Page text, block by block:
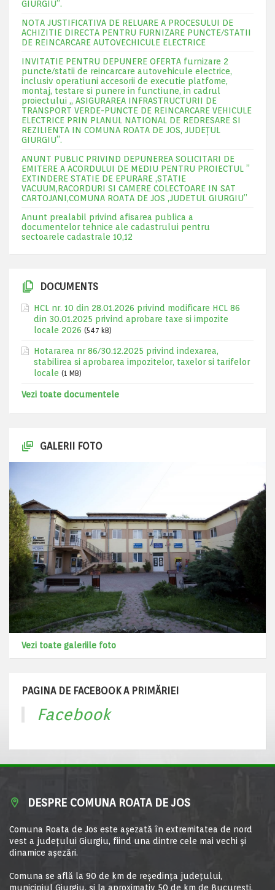
GIURGIU”.
NOTA JUSTIFICATIVA DE RELUARE A PROCESULUI DE
ACHIZITIE DIRECTA PENTRU FURNIZARE PUNCTE/STATII
DE REINCARCARE AUTOVECHICULE ELECTRICE
INVITATIE PENTRU DEPUNERE OFERTA furnizare 2
puncte/statii de reincarcare autovehicule electrice,
inclusiv operatiuni accesorii de executie platfome,
montaj, testare si punere in functiune, in cadrul
proiectului „ ASIGURAREA INFRASTRUCTURII DE
TRANSPORT VERDE-PUNCTE DE REINCARCARE VEHICULE
ELECTRICE PRIN PLANUL NATIONAL DE REDRESARE SI
REZILIENTA IN COMUNA ROATA DE JOS, JUDEŢUL
GIURGIU”.
ANUNT PUBLIC PRIVIND DEPUNEREA SOLICITARI DE
EMITERE A ACORDULUI DE MEDIU PENTRU PROIECTUL ”
EXTINDERE STATIE DE EPURARE ,STATIE
VACUUM,RACORDURI SI CAMERE COLECTOARE IN SAT
CARTOJANI,COMUNA ROATA DE JOS ,JUDETUL GIURGIU”
Anunt prealabil privind afisarea publica a
documentelor tehnice ale cadastrului pentru
sectoarele cadastrale 10,12
DOCUMENTS
HCL nr. 10 din 28.01.2026 privind modificare HCL 86
din 30.01.2025 privind aprobare taxe si impozite
locale 2026 (547 kB)
Hotararea nr 86/30.12.2025 privind indexarea,
stabilirea si aprobarea impozitelor, taxelor si tarifelor
locale (1 MB)
Vezi toate documentele
GALERII FOTO
Vezi toate galeriile foto
PAGINA DE FACEBOOK A PRIMĂRIEI
Facebook
DESPRE COMUNA ROATA DE JOS
Comuna Roata de Jos este aşezată în extremitatea de nord
vest a judeţului Giurgiu, fiind una dintre cele mai vechi şi
dinamice aşezări.
Comuna se află la 90 de km de reşedinţa judeţului,
municipiul Giurgiu, şi la aproximativ 50 de km de Bucureşti.